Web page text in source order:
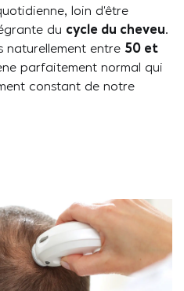
loin d’être
du cycle du cheveu.
naturellement entre 50 et
parfaitement normal qui
constant de notre